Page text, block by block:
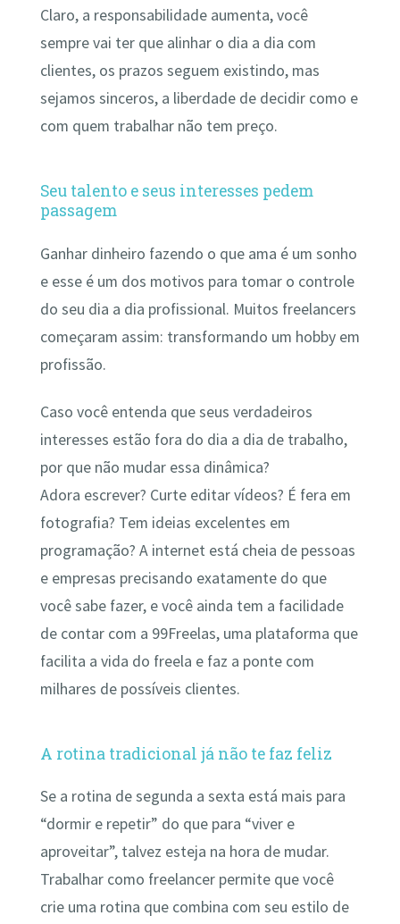
Claro, a responsabilidade aumenta, você
sempre vai ter que alinhar o dia a dia com
clientes, os prazos seguem existindo, mas
sejamos sinceros, a liberdade de decidir como e
com quem trabalhar não tem preço.
Seu talento e seus interesses pedem
passagem
Ganhar dinheiro fazendo o que ama é um sonho
e esse é um dos motivos para tomar o controle
do seu dia a dia profissional. Muitos freelancers
começaram assim: transformando um hobby em
profissão.
Caso você entenda que seus verdadeiros
interesses estão fora do dia a dia de trabalho,
por que não mudar essa dinâmica?
Adora escrever? Curte editar vídeos? É fera em
fotografia? Tem ideias excelentes em
programação? A internet está cheia de pessoas
e empresas precisando exatamente do que
você sabe fazer, e você ainda tem a facilidade
de contar com a 99Freelas, uma plataforma que
facilita a vida do freela e faz a ponte com
milhares de possíveis clientes.
A rotina tradicional já não te faz feliz
Se a rotina de segunda a sexta está mais para
“dormir e repetir” do que para “viver e
aproveitar”, talvez esteja na hora de mudar.
Trabalhar como freelancer permite que você
crie uma rotina que combina com seu estilo de